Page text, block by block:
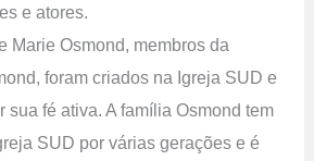
e atores.
Marie Osmond, membros da
foram criados na Igreja SUD e
sua fé ativa. A família Osmond tem
SUD por várias gerações e é